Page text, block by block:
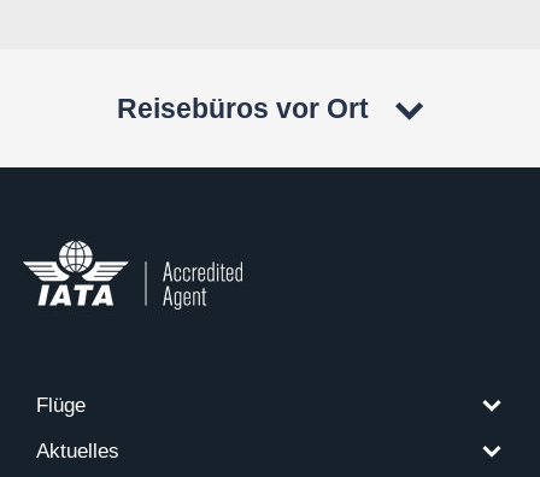
Reisebüros vor Ort
Flüge
Aktuelles